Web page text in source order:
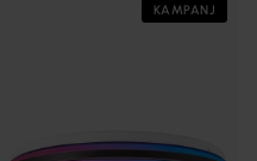
KAMPANJ